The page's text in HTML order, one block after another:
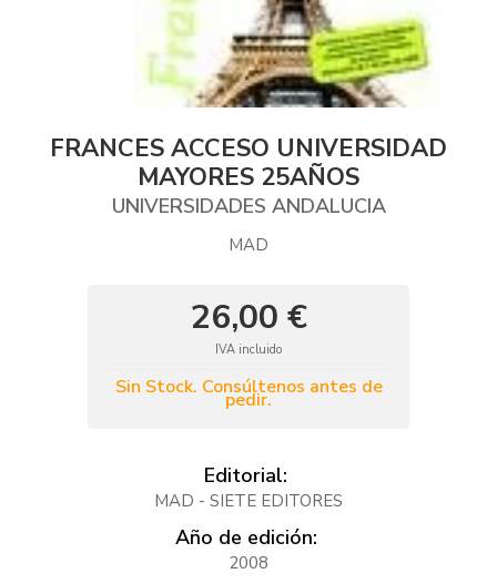
FRANCES ACCESO UNIVERSIDAD
MAYORES 25AÑOS
UNIVERSIDADES ANDALUCIA
MAD
26,00 €
IVA incluido
Sin Stock. Consúltenos antes de
pedir.
Editorial:
MAD - SIETE EDITORES
Año de edición:
2008